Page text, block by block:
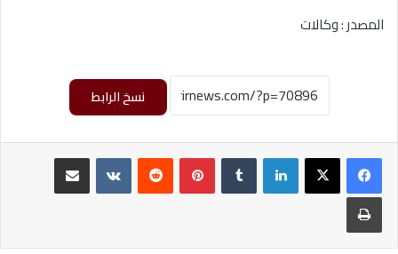
المصدر : وكالات
نسخ الرابط
لينكدإن بينتيريست
طباعة